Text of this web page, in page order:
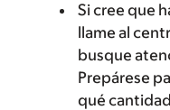
Si cree que
llame al
busque
Prepárese
qué